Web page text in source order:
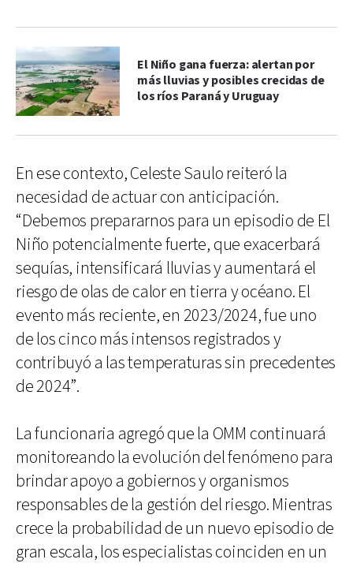
El Niño gana fuerza: alertan por
más lluvias y posibles crecidas de
los ríos Paraná y Uruguay
En ese contexto, Celeste Saulo reiteró la
necesidad de actuar con anticipación.
“Debemos prepararnos para un episodio de El
Niño potencialmente fuerte, que exacerbará
sequías, intensificará lluvias y aumentará el
riesgo de olas de calor en tierra y océano. El
evento más reciente, en 2023/2024, fue uno
de los cinco más intensos registrados y
contribuyó a las temperaturas sin precedentes
de 2024”.
La funcionaria agregó que la OMM continuará
monitoreando la evolución del fenómeno para
brindar apoyo a gobiernos y organismos
responsables de la gestión del riesgo. Mientras
crece la probabilidad de un nuevo episodio de
gran escala, los especialistas coinciden en un